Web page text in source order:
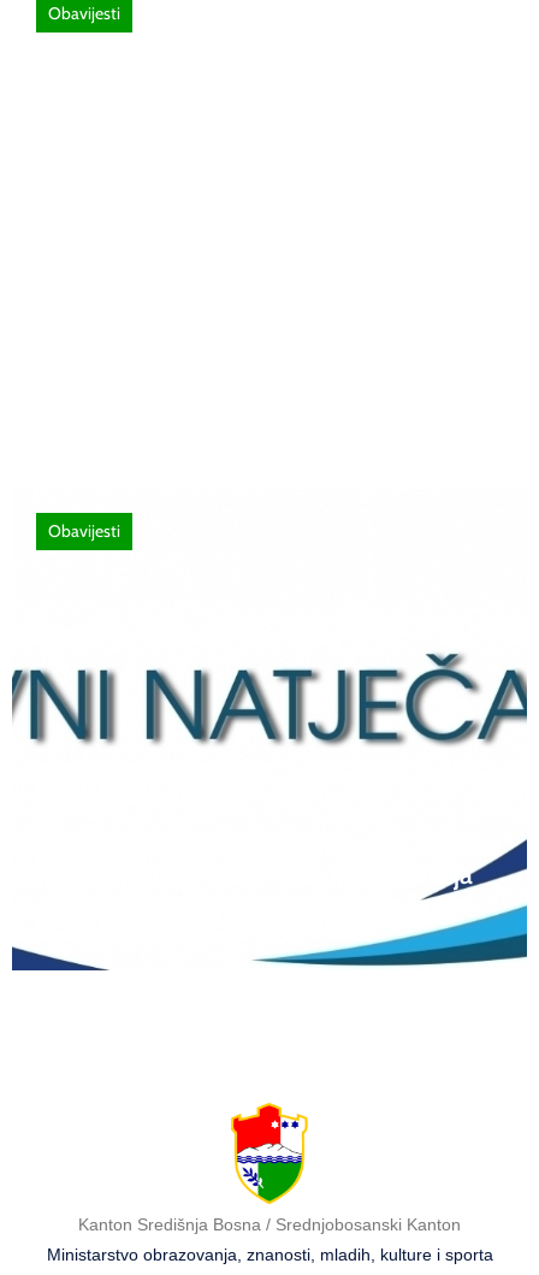
Obavijesti
razred srednjih škola Kantona Središnja
Bosna u školskoj 2026./2027. godini
Obavijesti
Kanton Središnja Bosna / Srednjobosanski Kanton
Ministarstvo obrazovanja, znanosti, mladih, kulture i sporta